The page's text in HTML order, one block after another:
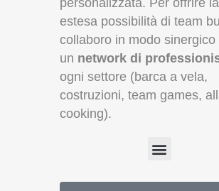
personalizzata. Per offrire
estesa possibilità di team
collaboro in modo sinergico
un network di
ogni settore (barca a vela,
costruzioni, team games,
cooking).